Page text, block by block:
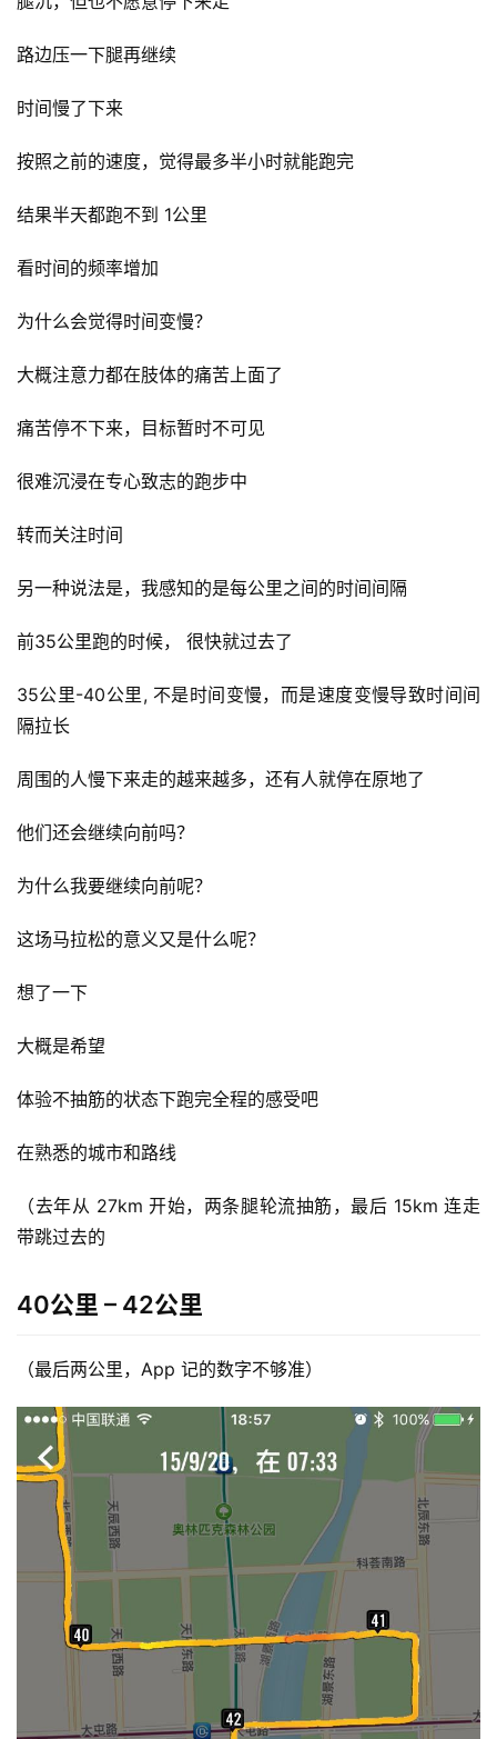
路边压一下腿再继续
时间慢了下来
按照之前的速度，觉得最多半小时就能跑完
结果半天都跑不到 1公里
看时间的频率增加
为什么会觉得时间变慢？
大概注意力都在肢体的痛苦上面了
痛苦停不下来，目标暂时不可见
很难沉浸在专心致志的跑步中
转而关注时间
另一种说法是，我感知的是每公里之间的时间间隔
前35公里跑的时候， 很快就过去了
35公里-40公里, 不是时间变慢，而是速度变慢导致时间间
隔拉长
周围的人慢下来走的越来越多，还有人就停在原地了
他们还会继续向前吗？
为什么我要继续向前呢？
这场马拉松的意义又是什么呢？
想了一下
大概是希望
体验不抽筋的状态下跑完全程的感受吧
在熟悉的城市和路线
（去年从 27km 开始，两条腿轮流抽筋，最后 15km 连走
带跳过去的
40公里 – 42公里
（最后两公里，App 记的数字不够准）